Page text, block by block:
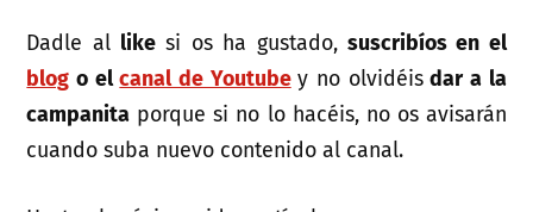
Dadle al like si os ha gustado, suscribíos en el
blog o elcanal de Youtube y no olvidéisdar a la
campanita porque si no lo hacéis, no os avisarán
cuando suba nuevo contenido al canal.